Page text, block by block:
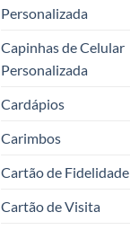
Personalizada
Capinhas de Celular
Personalizada
Cardápios
Carimbos
Cartão de Fidelidade
Cartão de Visita